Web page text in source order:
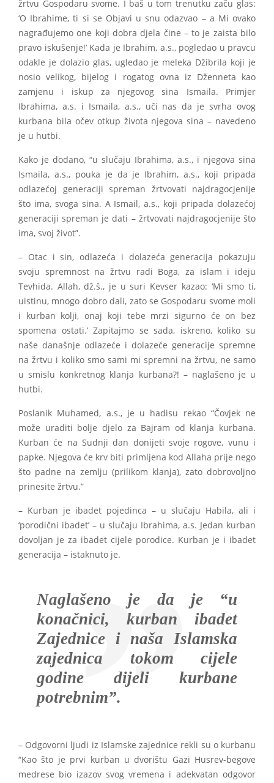
žrtvu Gospodaru svome. I baš u tom trenutku začu glas:
‘O Ibrahime, ti si se Objavi u snu odazvao – a Mi ovako
nagrađujemo one koji dobra djela čine – to je zaista bilo
pravo iskušenje!’ Kada je Ibrahim, a.s., pogledao u pravcu
odakle je dolazio glas, ugledao je meleka Džibrila koji je
nosio velikog, bijelog i rogatog ovna iz Dženneta kao
zamjenu i iskup za njegovog sina Ismaila. Primjer
Ibrahima, a.s. i Ismaila, a.s., uči nas da je svrha ovog
kurbana bila očev otkup života njegova sina – navedeno
je u hutbi.
Kako je dodano, “u slučaju Ibrahima, a.s., i njegova sina
Ismaila, a.s., pouka je da je Ibrahim, a.s., koji pripada
odlazećoj generaciji spreman žrtvovati najdragocjenije
što ima, svoga sina. A Ismail, a.s., koji pripada dolazećoj
generaciji spreman je dati – žrtvovati najdragocjenije što
ima, svoj život”.
– Otac i sin, odlazeća i dolazeća generacija pokazuju
svoju spremnost na žrtvu radi Boga, za islam i ideju
Tevhida. Allah, dž.š., je u suri Kevser kazao: ‘Mi smo ti,
uistinu, mnogo dobro dali, zato se Gospodaru svome moli
i kurban kolji, onaj koji tebe mrzi sigurno će on bez
spomena ostati.’ Zapitajmo se sada, iskreno, koliko su
naše današnje odlazeće i dolazeće generacije spremne
na žrtvu i koliko smo sami mi spremni na žrtvu, ne samo
u smislu konkretnog klanja kurbana?! – naglašeno je u
hutbi.
Poslanik Muhamed, a.s., je u hadisu rekao “Čovjek ne
može uraditi bolje djelo za Bajram od klanja kurbana.
Kurban će na Sudnji dan donijeti svoje rogove, vunu i
papke. Njegova će krv biti primljena kod Allaha prije nego
što padne na zemlju (prilikom klanja), zato dobrovoljno
prinesite žrtvu.”
– Kurban je ibadet pojedinca – u slučaju Habila, ali i
‘porodični ibadet’ – u slučaju Ibrahima, a.s. Jedan kurban
dovoljan je za ibadet cijele porodice. Kurban je i ibadet
generacija – istaknuto je.
Naglašeno je da je “u
konačnici, kurban ibadet
Zajednice i naša Islamska
zajednica tokom cijele
godine dijeli kurbane
potrebnim”.
– Odgovorni ljudi iz Islamske zajednice rekli su o kurbanu
“Kao što je prvi kurban u dvorištu Gazi Husrev-begove
medrese bio izazov svog vremena i adekvatan odgovor